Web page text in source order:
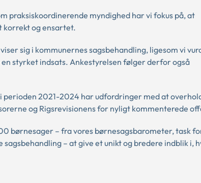
praksiskoordinerende myndighed har vi fokus på, at
korrekt og ensartet.
sig i kommunernes sagsbehandling, ligesom vi
styrket indsats. Ankestyrelsen følger derfor også
perioden 2021-2024 har udfordringer med at
og Rigsrevisionens for nyligt kommenterede
børnesager – fra vores børnesagsbarometer, task
– at give et unikt og bredere indblik i,